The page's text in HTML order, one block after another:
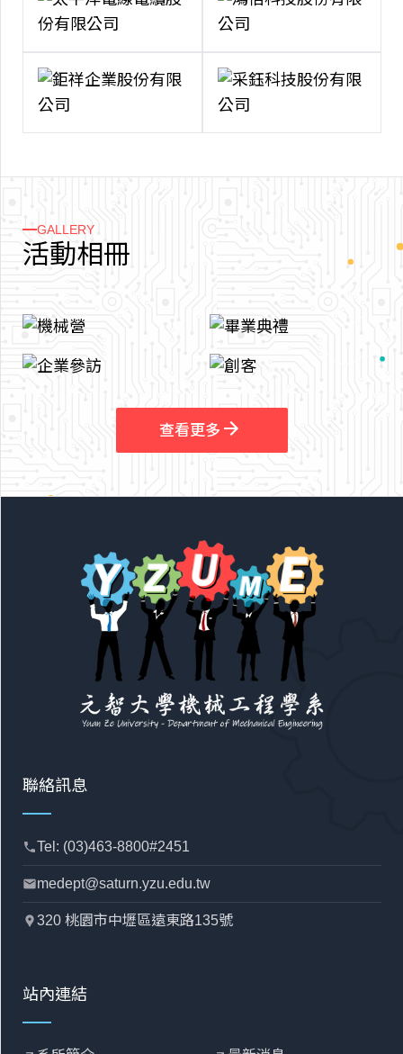
GALLERY
活動相冊
查看更多
聯絡訊息
phoneTel: (03)463-8800#2451
mailmedept@saturn.yzu.edu.tw
location_pin320 桃園市中壢區遠東路135號
站內連結